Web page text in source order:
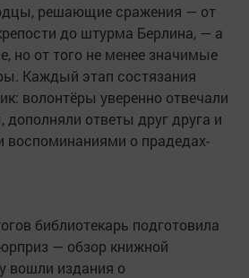
решающие сражения — от
до штурма Берлина, — а
но от того не менее значимые
Каждый этап состязания
волонтёры уверенно отвечали
ответы друг друга и
о прадедах-
библиотекарь подготовила
— обзор книжной
вошли издания о